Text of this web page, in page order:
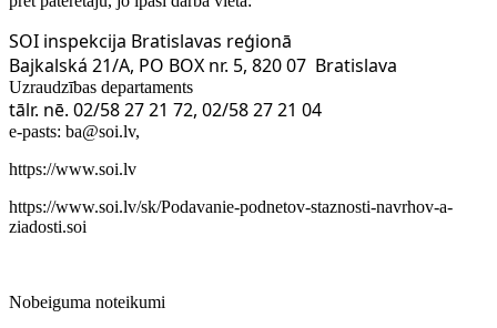
SOI inspekcija Bratislavas reģionā
Bajkalská 21/A, PO BOX nr. 5, 820 07 Bratislava
Uzraudzības departaments
tālr. nē. 02/58 27 21 72, 02/58 27 21 04
e-pasts: ba@soi.lv,
https://www.soi.lv
https://www.soi.lv/sk/Podavanie-podnetov-staznosti-navrhov-a-
ziadosti.soi
Nobeiguma noteikumi